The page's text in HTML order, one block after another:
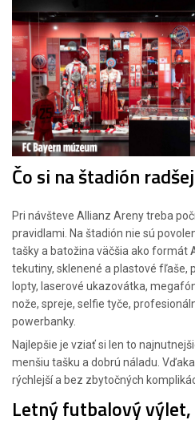
Čo si na štadión
Pri návšteve Allianz Areny treba
pravidlami. Na štadión nie sú
tašky a batožina väčšia ako formát
tekutiny, sklenené a plastové fľaše,
lopty, laserové ukazovátka,
nože, spreje, selfie tyče,
powerbanky.
Najlepšie je vziať si len to
menšiu tašku a dobrú náladu.
rýchlejší a bez zbytočných
Letný futbalový